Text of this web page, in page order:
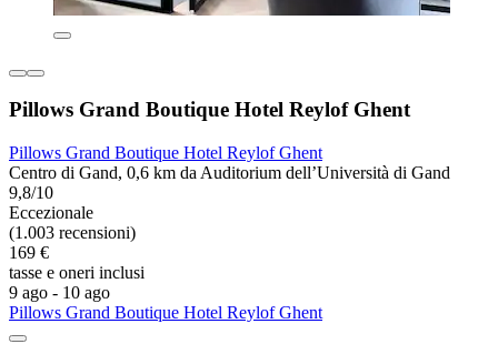
Pillows Grand Boutique Hotel Reylof Ghent
Pillows Grand Boutique Hotel Reylof Ghent
Centro di Gand, 0,6 km da Auditorium dell’Università di Gand
9,8/10
Eccezionale
(1.003 recensioni)
169 €
tasse e oneri inclusi
9 ago - 10 ago
Pillows Grand Boutique Hotel Reylof Ghent